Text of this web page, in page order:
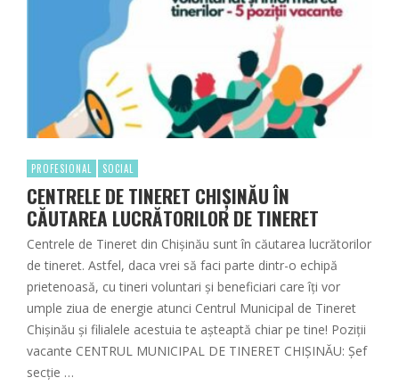
PROFESIONAL SOCIAL
CENTRELE DE TINERET CHIȘINĂU ÎN
CĂUTAREA LUCRĂTORILOR DE TINERET
Centrele de Tineret din Chișinău sunt în căutarea lucrătorilor
de tineret. Astfel, daca vrei să faci parte dintr-o echipă
prietenoasă, cu tineri voluntari și beneficiari care îți vor
umple ziua de energie atunci Centrul Municipal de Tineret
Chișinău și filialele acestuia te așteaptă chiar pe tine! Poziții
vacante CENTRUL MUNICIPAL DE TINERET CHIȘINĂU: Șef
secție …